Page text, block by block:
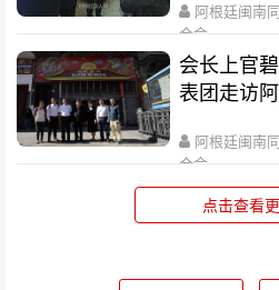
阿根廷闽南
合会
会长上官
表团走访
阿根廷闽南
合会
点击查看